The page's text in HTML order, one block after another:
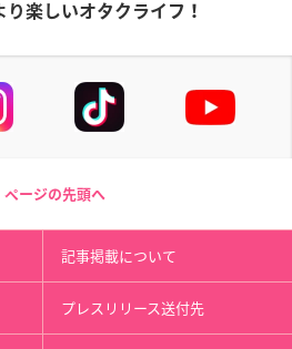
り楽しいオタクライフ！
ページの先頭へ
記事掲載について
プレスリリース送付先